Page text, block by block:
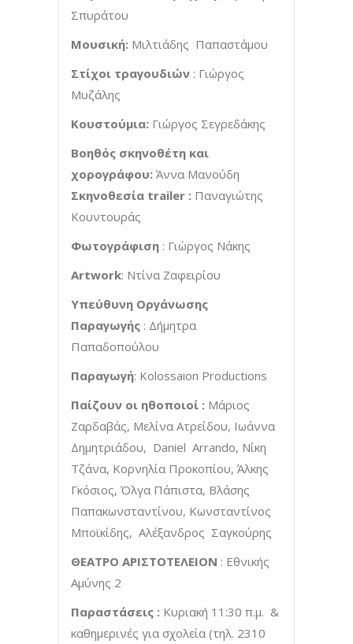
Σπυράτου
Μουσική: Μιλτιάδης Παπαστάμου
Στίχοι τραγουδιών : Γιώργος
Μυζάλης
Κουστούμια: Γιώργος Σεγρεδάκης
Βοηθός σκηνοθέτη και
χορογράφου: Άννα Μανούδη
Σκηνοθεσία trailer : Παναγιώτης
Κουντουράς
Φωτογράφιση : Γιώργος Νάκης
Artwork: Ντίνα Ζαφειρίου
Υπεύθυνη Οργάνωσης
Παραγωγής : Δήμητρα
Παπαδοπούλου
Παραγωγή: Kolossaion Productions
Παίζουν οι ηθοποιοί : Μάριος
Ζαρδαβάς, Μελίνα Ατρείδου, Ιωάννα
Δημητριάδου, Daniel Arrando, Νίκη
Τζάνα, Κορνηλία Προκοπίου, Άλκης
Γκόσιος, Όλγα Πάπιστα, Βλάσης
Παπακωνσταντίνου, Κωνσταντίνος
Μποϊκίδης, Αλέξανδρος Σαγκούρης
ΘΕΑΤΡΟ ΑΡΙΣΤΟΤΕΛΕΙΟΝ : Εθνικής
Αμύνης 2
Παραστάσεις : Κυριακή 11:30 π.μ. &
καθημερινές για σχολεία (τηλ. 2310